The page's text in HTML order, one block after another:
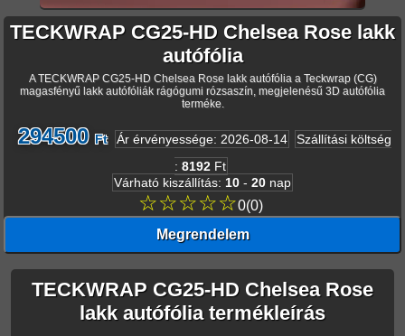
TECKWRAP CG25-HD Chelsea Rose lakk
autófólia
A TECKWRAP CG25-HD Chelsea Rose lakk autófólia a Teckwrap (CG)
magasfényű lakk autófóliák rágógumi rózsaszín, megjelenésű 3D autófólia
terméke.
294500 Ft Ár érvényessége: 2026-08-14
Szállítási költség
: 8192 Ft
Várható kiszállítás: 10 - 20 nap
☆☆☆☆☆0(0)
Megrendelem
TECKWRAP CG25-HD Chelsea Rose
lakk autófólia termékleírás